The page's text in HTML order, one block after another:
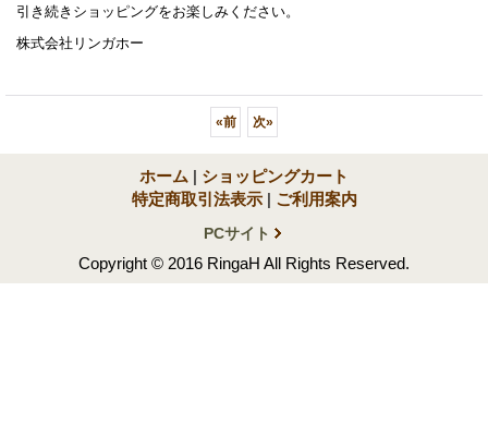
引き続きショッピングをお楽しみください。
株式会社リンガホー
«前 次»
ホーム | ショッピングカート
特定商取引法表示 | ご利用案内
PCサイト
Copyright © 2016 RingaH All Rights Reserved.